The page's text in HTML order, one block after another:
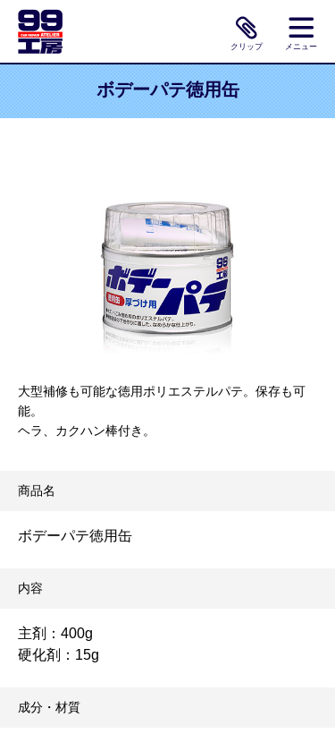
クリップ メニュー
ボデーパテ徳用缶
大型補修も可能な徳用ポリエステルパテ。保存も可
能。
ヘラ、カクハン棒付き。
商品名
ボデーパテ徳用缶
内容
主剤：400g
硬化剤：15g
成分・材質